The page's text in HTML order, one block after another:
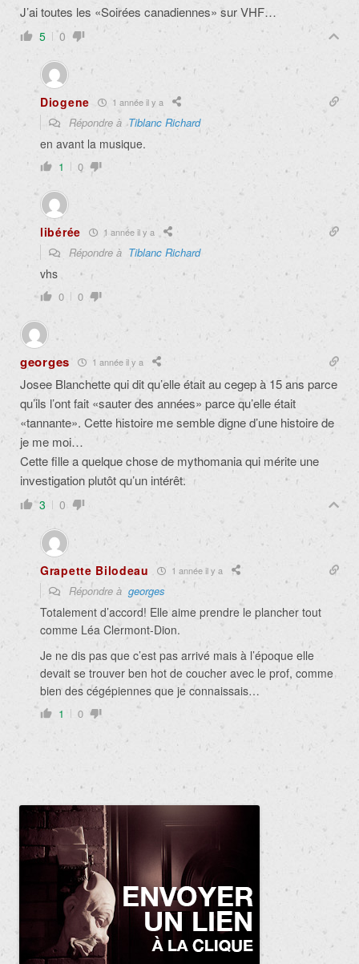
J’ai toutes les «Soirées canadiennes» sur VHF…
5 0
Diogene 1 année il y a
Répondre àTiblanc Richard
en avant la musique.
1 0
libérée 1 année il y a
Répondre à Tiblanc Richard
vhs
0 0
georges 1 année il y a
Josee Blanchette qui dit qu’elle était au cegep à 15 ans parce
qu’ils l’ont fait «sauter des années» parce qu’elle était
«tannante». Cette histoire me semble digne d’une histoire de
je me moi…
Cette fille a quelque chose de mythomania qui mérite une
investigation plutôt qu’un intérêt.
3 0
Grapette Bilodeau 1 année il y a
Répondre à georges
Totalement d’accord! Elle aime prendre le plancher tout
comme Léa Clermont-Dion.
Je ne dis pas que c’est pas arrivé mais à l’époque elle
devait se trouver ben hot de coucher avec le prof, comme
bien des cégépiennes que je connaissais…
1 0